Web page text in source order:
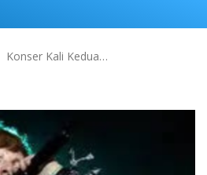
Konser Kali Kedua…